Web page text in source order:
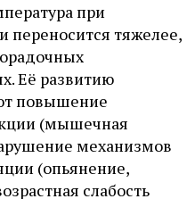
при
переносится тяжелее,
Её развитию
повышение
(мышечная
механизмов
(опьянение,
слабость